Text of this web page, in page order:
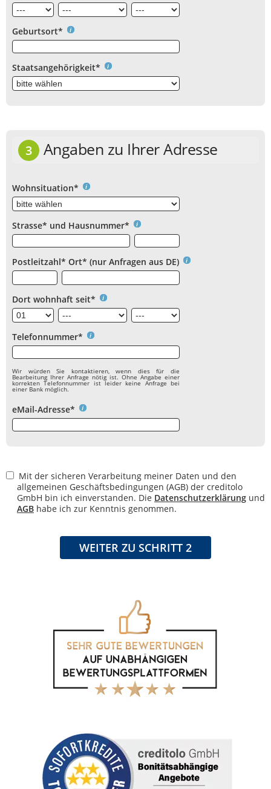
Geburtsort*
Staatsangehörigkeit*
3 Angaben zu Ihrer Adresse
Wohnsituation*
Strasse* und Hausnummer*
Postleitzahl* Ort* (nur Anfragen aus DE)
Dort wohnhaft seit*
Telefonnummer*
Wir würden Sie kontaktieren, wenn dies für die
Bearbeitung Ihrer Anfrage nötig ist. Ohne Angabe einer
korrekten Telefonnummer ist leider keine Anfrage bei
einer Bank möglich.
eMail-Adresse*
Mit der sicheren Verarbeitung meiner Daten und den
allgemeinen Geschäftsbedingungen (AGB) der creditolo
GmbH bin ich einverstanden. Die Datenschutzerklärung und
AGB habe ich zur Kenntnis genommen.